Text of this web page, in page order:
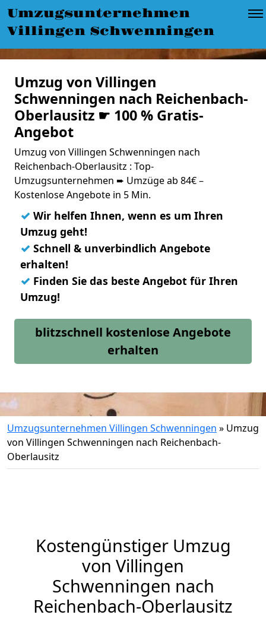
Umzugsunternehmen
Villingen Schwenningen
Umzug von Villingen
Schwenningen nach Reichenbach-
Oberlausitz ☛ 100 % Gratis-
Angebot
Umzug von Villingen Schwenningen nach
Reichenbach-Oberlausitz : Top-
Umzugsunternehmen ➨ Umzüge ab 84€ –
Kostenlose Angebote in 5 Min.
✓ Wir helfen Ihnen, wenn es um Ihren
Umzug geht!
✓ Schnell & unverbindlich Angebote
erhalten!
✓ Finden Sie das beste Angebot für Ihren
Umzug!
blitzschnell kostenlose Angebote
erhalten
Umzugsunternehmen Villingen Schwenningen » Umzug
von Villingen Schwenningen nach Reichenbach-
Oberlausitz
Kostengünstiger Umzug
von Villingen
Schwenningen nach
Reichenbach-Oberlausitz